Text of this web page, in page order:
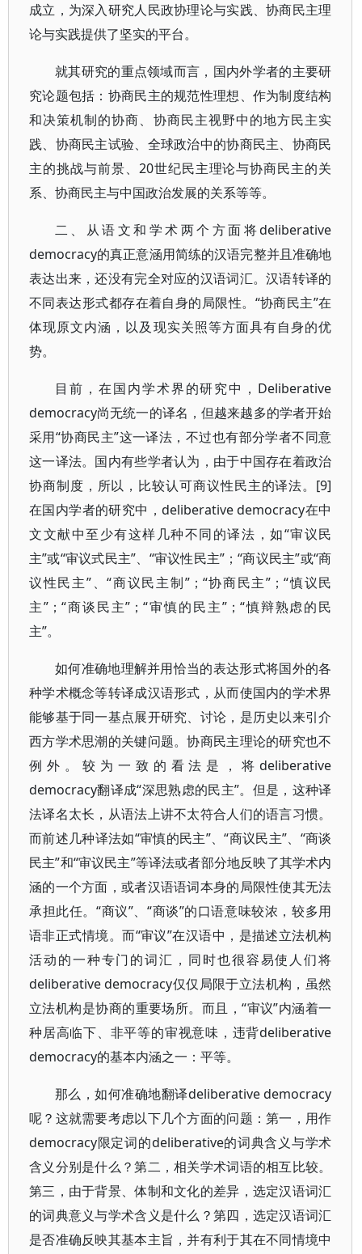
成立，为深入研究人民政协理论与实践、协商民主理
论与实践提供了坚实的平台。
就其研究的重点领域而言，国内外学者的主要研
究论题包括：协商民主的规范性理想、作为制度结构
和决策机制的协商、协商民主视野中的地方民主实
践、协商民主试验、全球政治中的协商民主、协商民
主的挑战与前景、20世纪民主理论与协商民主的关
系、协商民主与中国政治发展的关系等等。
二、从语文和学术两个方面将deliberative
democracy的真正意涵用简练的汉语完整并且准确地
表达出来，还没有完全对应的汉语词汇。汉语转译的
不同表达形式都存在着自身的局限性。“协商民主”在
体现原文内涵，以及现实关照等方面具有自身的优
势。
目前，在国内学术界的研究中，Deliberative
democracy尚无统一的译名，但越来越多的学者开始
采用“协商民主”这一译法，不过也有部分学者不同意
这一译法。国内有些学者认为，由于中国存在着政治
协商制度，所以，比较认可商议性民主的译法。[9]
在国内学者的研究中，deliberative democracy在中
文文献中至少有这样几种不同的译法，如“审议民
主”或“审议式民主”、“审议性民主”；“商议民主”或“商
议性民主”、“商议民主制”；“协商民主”；“慎议民
主”；“商谈民主”；“审慎的民主”；“慎辩熟虑的民
主”。
如何准确地理解并用恰当的表达形式将国外的各
种学术概念等转译成汉语形式，从而使国内的学术界
能够基于同一基点展开研究、讨论，是历史以来引介
西方学术思潮的关键问题。协商民主理论的研究也不
例外。较为一致的看法是，将deliberative
democracy翻译成“深思熟虑的民主”。但是，这种译
法译名太长，从语法上讲不太符合人们的语言习惯。
而前述几种译法如“审慎的民主”、“商议民主”、“商谈
民主”和“审议民主”等译法或者部分地反映了其学术内
涵的一个方面，或者汉语语词本身的局限性使其无法
承担此任。“商议”、“商谈”的口语意味较浓，较多用
语非正式情境。而“审议”在汉语中，是描述立法机构
活动的一种专门的词汇，同时也很容易使人们将
deliberative democracy仅仅局限于立法机构，虽然
立法机构是协商的重要场所。而且，“审议”内涵着一
种居高临下、非平等的审视意味，违背deliberative
democracy的基本内涵之一：平等。
那么，如何准确地翻译deliberative democracy
呢？这就需要考虑以下几个方面的问题：第一，用作
democracy限定词的deliberative的词典含义与学术
含义分别是什么？第二，相关学术词语的相互比较。
第三，由于背景、体制和文化的差异，选定汉语词汇
的词典意义与学术含义是什么？第四，选定汉语词汇
是否准确反映其基本主旨，并有利于其在不同情境中